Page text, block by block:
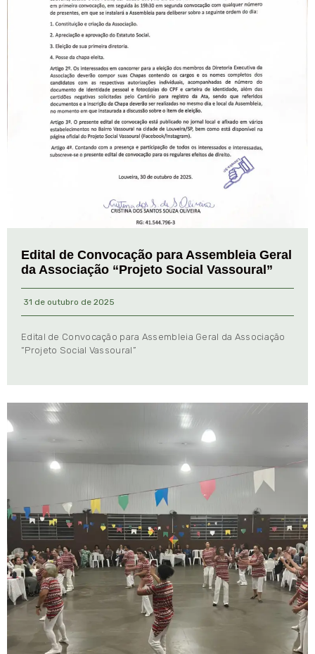
Edital de Convocação para Assembleia Geral
da Associação “Projeto Social Vassoural”
31 de outubro de 2025
Edital de Convocação para Assembleia Geral da Associação
“Projeto Social Vassoural”